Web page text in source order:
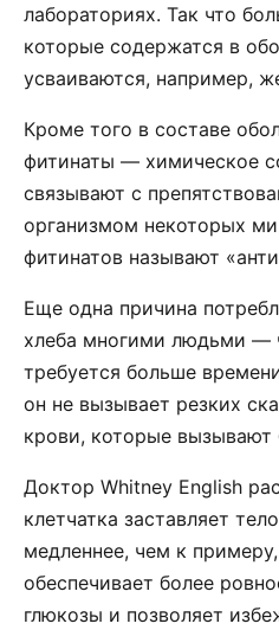
лабораториях. Так что
которые содержатся в
усваиваются, например,
Кроме того в составе
фитинаты — химическое
связывают с
организмом некоторых
фитинатов называют
Еще одна причина
хлеба многими людьми —
требуется больше
он не вызывает резких
крови, которые вызывают
Доктор Whitney English
клетчатка заставляет
медленнее, чем к
обеспечивает более
глюкозы и позволяет